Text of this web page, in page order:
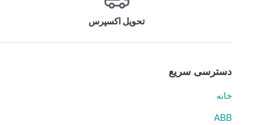
تحویل اکسپرس
دسترسی سریع
خانه
ABB